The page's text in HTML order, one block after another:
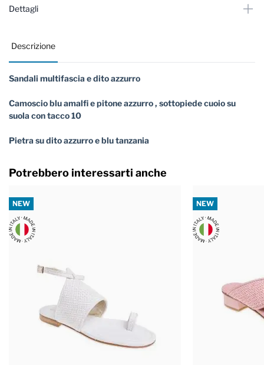
Dettagli
Descrizione
Sandali multifascia e dito azzurro
Camoscio blu amalfi e pitone azzurro , sottopiede cuoio su
suola con tacco 10
Pietra su dito azzurro e blu tanzania
Potrebbero interessarti anche
NEW NEW